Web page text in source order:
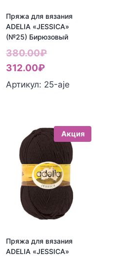
Пряжа для вязания
ADELIA «JESSICA»
(№25) Бирюзовый
380.00₽Первоначальная
составляла
312.00₽Текущая
цена:
Артикул: 25-aje
Акция
Пряжа для вязания
ADELIA «JESSICA»